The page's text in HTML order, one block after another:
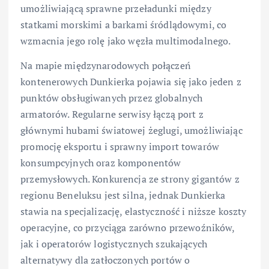
umożliwiającą sprawne przeładunki między
statkami morskimi a barkami śródlądowymi, co
wzmacnia jego rolę jako węzła multimodalnego.
Na mapie międzynarodowych połączeń
kontenerowych Dunkierka pojawia się jako jeden z
punktów obsługiwanych przez globalnych
armatorów. Regularne serwisy łączą port z
głównymi hubami światowej żeglugi, umożliwiając
promocję eksportu i sprawny import towarów
konsumpcyjnych oraz komponentów
przemysłowych. Konkurencja ze strony gigantów z
regionu Beneluksu jest silna, jednak Dunkierka
stawia na specjalizację, elastyczność i niższe koszty
operacyjne, co przyciąga zarówno przewoźników,
jak i operatorów logistycznych szukających
alternatywy dla zatłoczonych portów o